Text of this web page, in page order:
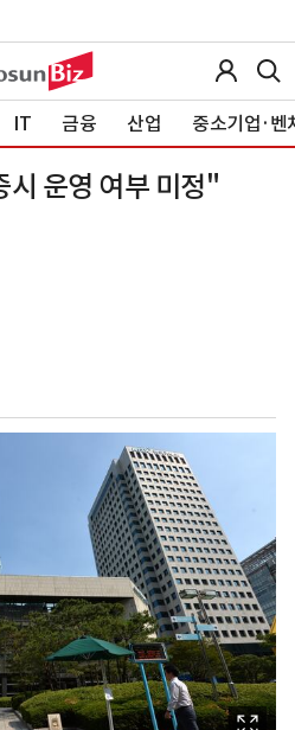
IT 금융 산업 중소기업·벤
운영 여부 미정"